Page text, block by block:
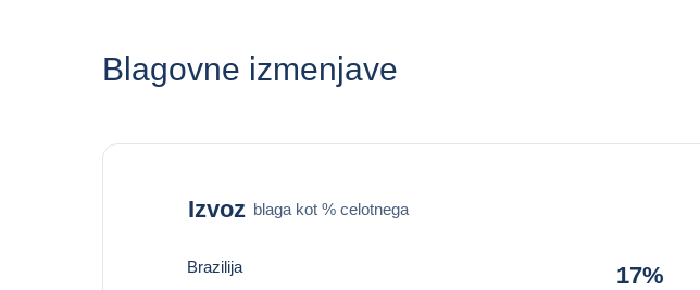
Blagovne izmenjave
Izvoz blaga kot % celotnega
Brazilija 17%